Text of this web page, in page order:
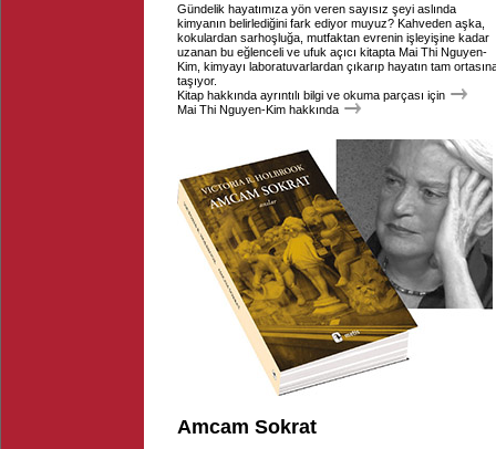
Gündelik hayatımıza yön veren sayısız şeyi aslında
kimyanın belirlediğini fark ediyor muyuz? Kahveden aşka,
kokulardan sarhoşluğa, mutfaktan evrenin işleyişine kadar
uzanan bu eğlenceli ve ufuk açıcı kitapta Mai Thi Nguyen-
Kim, kimyayı laboratuvarlardan çıkarıp hayatın tam
taşıyor.
Kitap hakkında ayrıntılı bilgi ve okuma parçası için
Mai Thi Nguyen-Kim hakkında
Amcam Sokrat